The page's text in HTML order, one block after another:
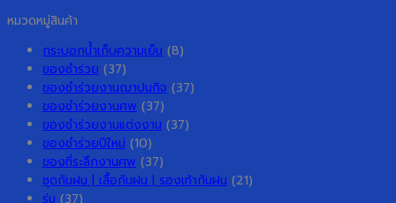
หมวดหมู่สินค้า
กระบอกน้ำเก็บความเย็น (8)
ของชำร่วย (37)
ของชำร่วยงานฌาปนกิจ (37)
ของชำร่วยงานศพ (37)
ของชำร่วยงานแต่งงาน (37)
ของชำร่วยปีใหม่ (10)
ของที่ระลึกงานศพ (37)
ชุดกันฝน | เสื้อกันฝน | รองเท้ากันฝน (21)
ร่ม (37)